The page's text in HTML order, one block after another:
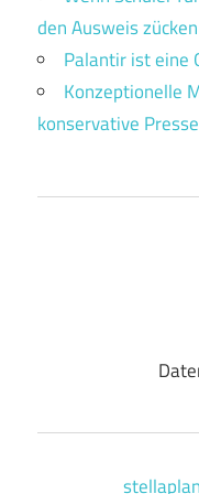
den Ausweis
Palantir ist eine
Konzeptionelle
konservative